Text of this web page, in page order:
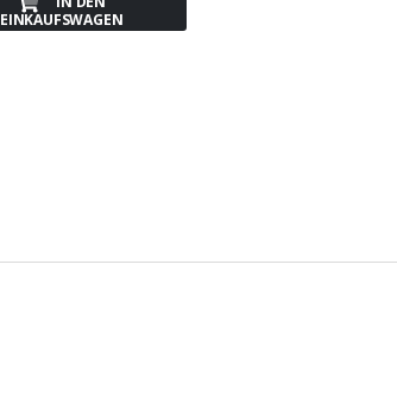
EINKAUFSWAGEN